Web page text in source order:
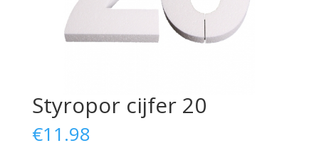
Styropor cijfer 20
€11.98